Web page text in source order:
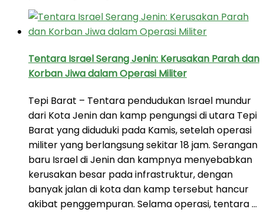
Tentara Israel Serang Jenin: Kerusakan Parah dan
Korban Jiwa dalam Operasi Militer
Tepi Barat – Tentara pendudukan Israel mundur
dari Kota Jenin dan kamp pengungsi di utara Tepi
Barat yang diduduki pada Kamis, setelah operasi
militer yang berlangsung sekitar 18 jam. Serangan
baru Israel di Jenin dan kampnya menyebabkan
kerusakan besar pada infrastruktur, dengan
banyak jalan di kota dan kamp tersebut hancur
akibat penggempuran. Selama operasi, tentara …